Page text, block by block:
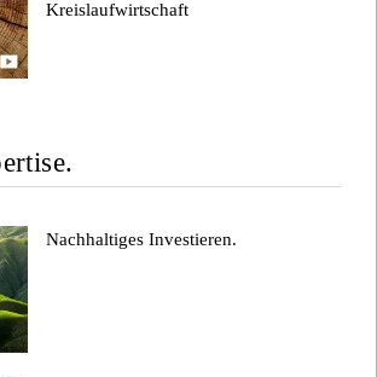
Kreislaufwirtschaft
Nachhaltiges Investieren.